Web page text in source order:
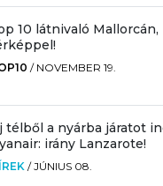
10 látnivaló Mallorcán,
/ NOVEMBER 19.
télből a nyárba járatot
irány Lanzarote!
/JÚNIUS 08.